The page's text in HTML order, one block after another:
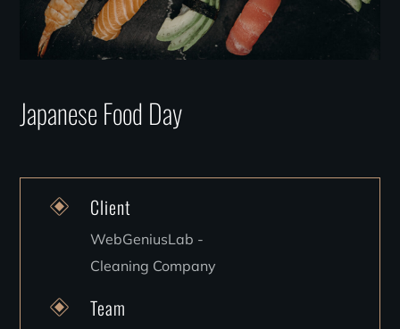
Japanese Food Day
Client
WebGeniusLab -
Cleaning Company
Team